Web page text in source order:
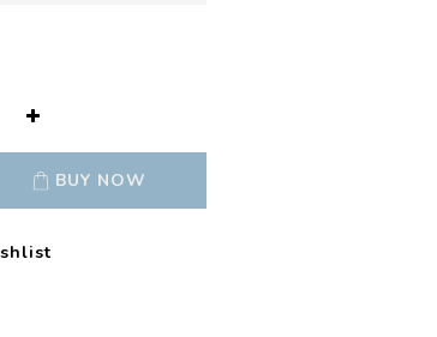
BUY NOW